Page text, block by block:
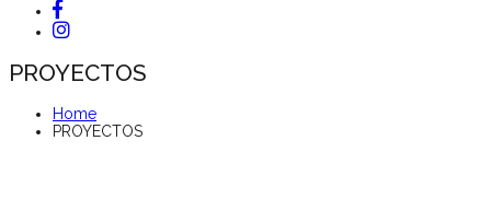
PROYECTOS
Home
PROYECTOS